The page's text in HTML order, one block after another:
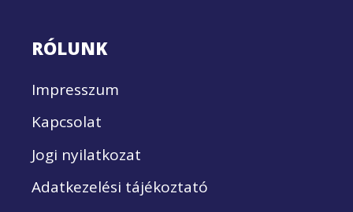
RÓLUNK
Impresszum
Kapcsolat
Jogi nyilatkozat
Adatkezelési tájékoztató